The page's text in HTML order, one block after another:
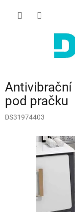
pod pračku
DS31974403